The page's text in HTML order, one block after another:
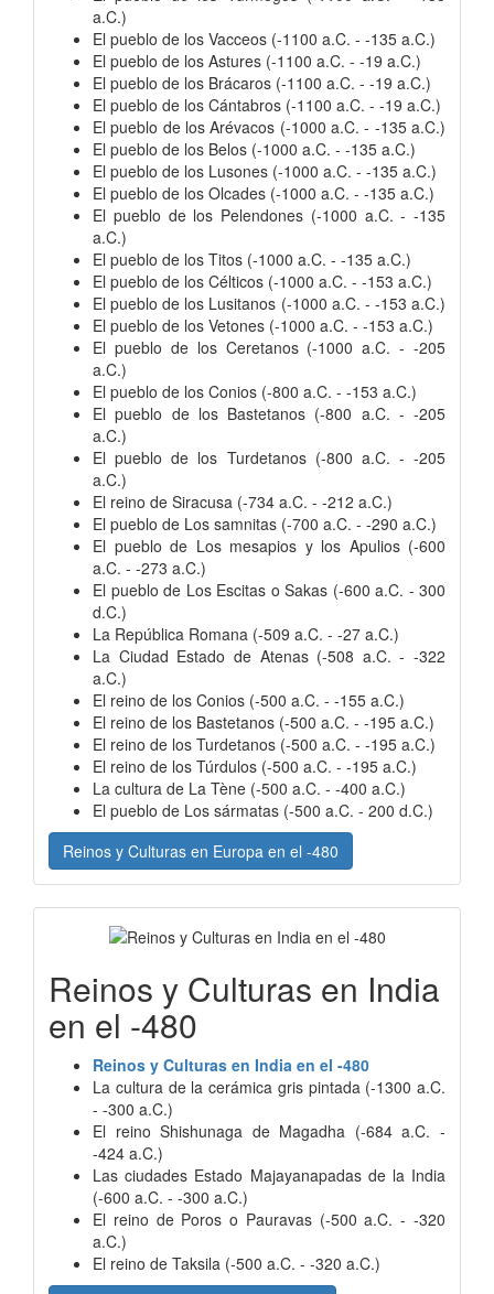
a.C.)
El pueblo de los Vacceos (-1100 a.C. - -135 a.C.)
El pueblo de los Astures (-1100 a.C. - -19 a.C.)
El pueblo de los Brácaros (-1100 a.C. - -19 a.C.)
El pueblo de los Cántabros (-1100 a.C. - -19 a.C.)
El pueblo de los Arévacos (-1000 a.C. - -135 a.C.)
El pueblo de los Belos (-1000 a.C. - -135 a.C.)
El pueblo de los Lusones (-1000 a.C. - -135 a.C.)
El pueblo de los Olcades (-1000 a.C. - -135 a.C.)
El pueblo de los Pelendones (-1000 a.C. - -135
a.C.)
El pueblo de los Titos (-1000 a.C. - -135 a.C.)
El pueblo de los Célticos (-1000 a.C. - -153 a.C.)
El pueblo de los Lusitanos (-1000 a.C. - -153 a.C.)
El pueblo de los Vetones (-1000 a.C. - -153 a.C.)
El pueblo de los Ceretanos (-1000 a.C. - -205
a.C.)
El pueblo de los Conios (-800 a.C. - -153 a.C.)
El pueblo de los Bastetanos (-800 a.C. - -205
a.C.)
El pueblo de los Turdetanos (-800 a.C. - -205
a.C.)
El reino de Siracusa (-734 a.C. - -212 a.C.)
El pueblo de Los samnitas (-700 a.C. - -290 a.C.)
El pueblo de Los mesapios y los Apulios (-600
a.C. - -273 a.C.)
El pueblo de Los Escitas o Sakas (-600 a.C. - 300
d.C.)
La República Romana (-509 a.C. - -27 a.C.)
La Ciudad Estado de Atenas (-508 a.C. - -322
a.C.)
El reino de los Conios (-500 a.C. - -155 a.C.)
El reino de los Bastetanos (-500 a.C. - -195 a.C.)
El reino de los Turdetanos (-500 a.C. - -195 a.C.)
El reino de los Túrdulos (-500 a.C. - -195 a.C.)
La cultura de La Tène (-500 a.C. - -400 a.C.)
El pueblo de Los sármatas (-500 a.C. - 200 d.C.)
Reinos y Culturas en Europa en el -480
Reinos y Culturas en India
en el -480
Reinos y Culturas en India en el -480
La cultura de la cerámica gris pintada (-1300 a.C.
- -300 a.C.)
El reino Shishunaga de Magadha (-684 a.C. -
-424 a.C.)
Las ciudades Estado Majayanapadas de la India
(-600 a.C. - -300 a.C.)
El reino de Poros o Pauravas (-500 a.C. - -320
a.C.)
El reino de Taksila (-500 a.C. - -320 a.C.)